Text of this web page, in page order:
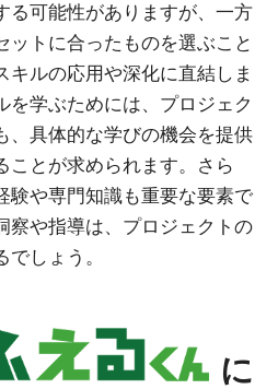
る可能性がありますが、一方
ットに合ったものを選ぶこと
キルの応用や深化に直結しま
を学ぶためには、プロジェク
、具体的な学びの機会を提供
ことが求められます。さら
験や専門知識も重要な要素で
察や指導は、プロジェクトの
しょう。
に